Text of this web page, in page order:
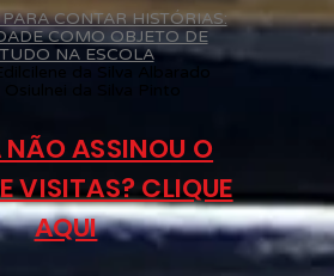
CONTAR HISTÓRIAS:
COMO OBJETO DE
NA ESCOLA
da Silva Albarado
Osiulnei da Silva Pinto
ASSINOU O
VISITAS? CLIQUE
AQUI